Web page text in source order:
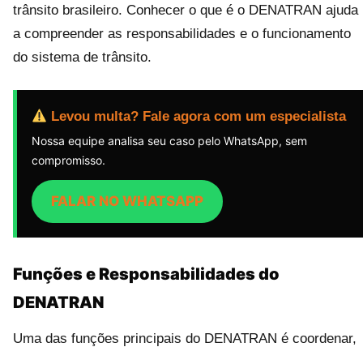
trânsito brasileiro. Conhecer o que é o DENATRAN ajuda
a compreender as responsabilidades e o funcionamento
do sistema de trânsito.
Levou multa? Fale agora com um especialista
Nossa equipe analisa seu caso pelo WhatsApp, sem
compromisso.
FALAR NO WHATSAPP
Funções e Responsabilidades do
DENATRAN
Uma das funções principais do DENATRAN é coordenar,